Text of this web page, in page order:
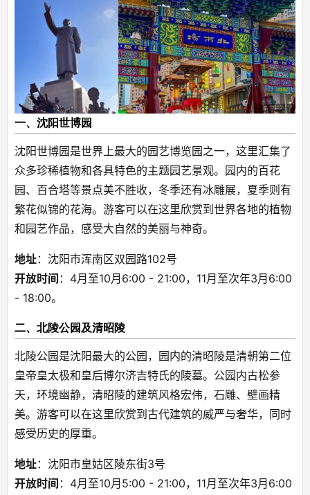
一、沈阳世博园
沈阳世博园是世界上最大的园艺博览园之一，这里汇集了
众多珍稀植物和各具特色的主题园艺景观。园内的百花
园、百合塔等景点美不胜收，冬季还有冰雕展，夏季则有
繁花似锦的花海。游客可以在这里欣赏到世界各地的植物
和园艺作品，感受大自然的美丽与神奇。
地址：沈阳市浑南区双园路102号
开放时间 ：4月至10月6:00 - 21:00，11月至次年3月6:00
- 18:00。
二、北陵公园及清昭陵
北陵公园是沈阳最大的公园，园内的清昭陵是清朝第二位
皇帝皇太极和皇后博尔济吉特氏的陵墓。公园内古松参
天，环境幽静，清昭陵的建筑风格宏伟，石雕、壁画精
美。游客可以在这里欣赏到古代建筑的威严与奢华，同时
感受历史的厚重。
地址：沈阳市皇姑区陵东街3号
开放时间 ：4月至10月5:00 - 21:00，11月至次年3月6:00